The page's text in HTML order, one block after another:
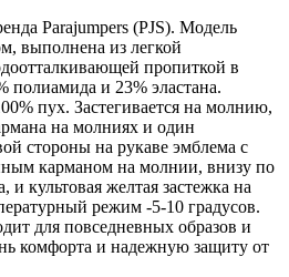
Parajumpers (PJS). Модель
выполнена из легкой
пропиткой в
полиамида и 23% эластана.
пух. Застегивается на молнию,
на молниях и один
стороны на рукаве эмблема с
карманом на молнии, внизу по
культовая желтая застежка на
режим -5-10 градусов.
для повседневных образов и
комфорта и надежную защиту от